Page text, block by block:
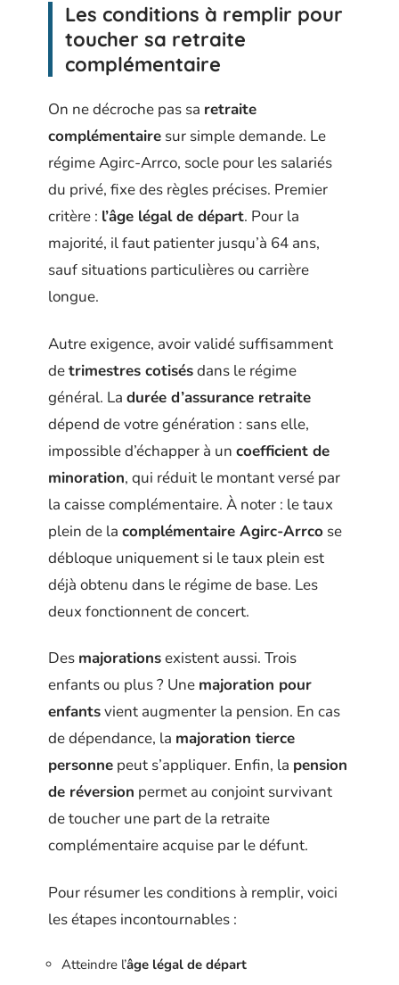
Les conditions à remplir pour
toucher sa retraite
complémentaire
On ne décroche pas sa retraite
complémentaire sur simple demande. Le
régime Agirc-Arrco, socle pour les salariés
du privé, fixe des règles précises. Premier
critère : l’âge légal de départ. Pour la
majorité, il faut patienter jusqu’à 64 ans,
sauf situations particulières ou carrière
longue.
Autre exigence, avoir validé suffisamment
detrimestres cotisésdans le régime
général. La durée d’assurance retraite
dépend de votre génération : sans elle,
impossible d’échapper à un coefficient de
minoration, qui réduit le montant versé par
la caisse complémentaire. À noter : le taux
plein de la complémentaire Agirc-Arrco se
débloque uniquement si le taux plein est
déjà obtenu dans le régime de base. Les
deux fonctionnent de concert.
Des majorationsexistent aussi. Trois
enfants ou plus ? Une majoration pour
enfantsvient augmenter la pension. En cas
de dépendance, la majoration tierce
personne peut s’appliquer. Enfin, la pension
de réversion permet au conjoint survivant
de toucher une part de la retraite
complémentaire acquise par le défunt.
Pour résumer les conditions à remplir, voici
les étapes incontournables :
Atteindre l’âge légal de départ